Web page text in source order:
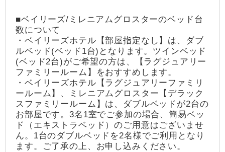
■ベイリーズ/ミレニアムグロスターのベッド台
数について
・ベイリーズホテル【部屋指定なし】は、ダブ
ルベッド(ベッド1台)となります。ツインベッド
(ベッド2台)がご希望の方は、【ラグジュアリー
ファミリールーム】をおすすめします。
・ベイリーズホテル【ラグジュアリーファミリ
ールーム】、ミレニアムグロスター【デラック
スファミリールーム】は、ダブルベッドが2台の
お部屋です。3名1室でご参加の場合、簡易ベッ
ド（エキストラベッド）のご用意はございませ
ん。1台のダブルベッドを2名様でご利用となり
ます。ご了承の上、お申し込みください。